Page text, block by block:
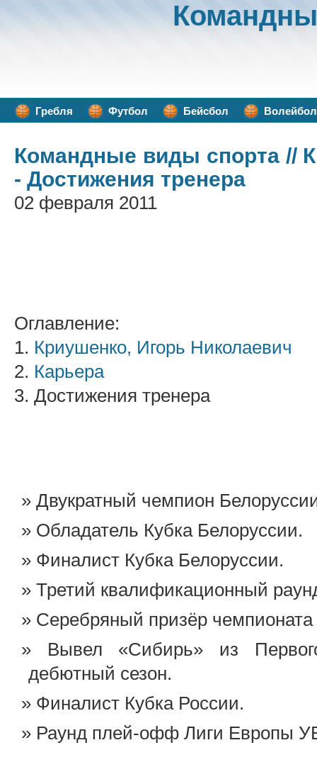
Гребля Футбол Бейсбол Волейбол
Командные виды спорта//
- Достижения тренера
02 февраля 2011
Оглавление:
1. Криушенко, Игорь Николаевич
2. Карьера
3. Достижения тренера
Двукратный чемпион
Обладатель Кубка Белоруссии.
Финалист Кубка Белоруссии.
Третий квалификационный
Серебряный призёр
Вывел «Сибирь» из
дебютный сезон.
Финалист Кубка России.
Раунд плей-офф Лиги Европы